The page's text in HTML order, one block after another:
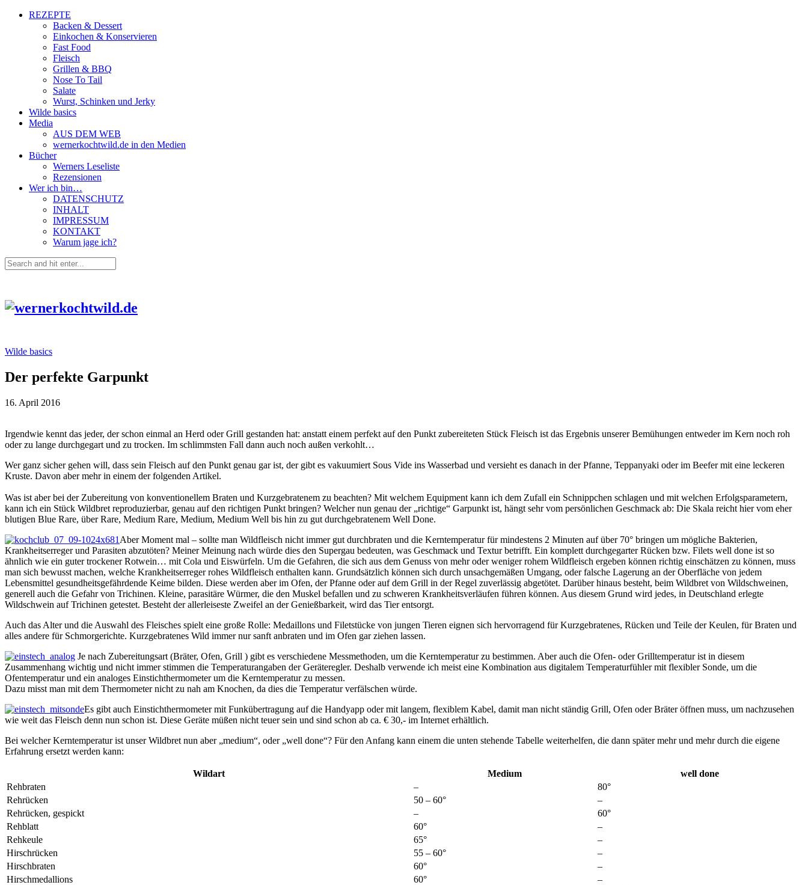
REZEPTE
Backen & Dessert
Einkochen & Konservieren
Fast Food
Fleisch
Grillen & BBQ
Nose To Tail
Salate
Wurst, Schinken und Jerky
Wilde basics
Media
AUS DEM WEB
wernerkochtwild.de in den Medien
Bücher
Werners Leseliste
Rezensionen
Wer ich bin…
DATENSCHUTZ
INHALT
IMPRESSUM
KONTAKT
Warum jage ich?
Wilde basics
Der perfekte Garpunkt
16. April 2016
Irgendwie kennt das jeder, der schon einmal an Herd oder Grill gestanden hat: anstatt einem perfekt auf den Punkt zubereiteten Stück Fleisch ist das Ergebnis unserer Bemühungen entweder im Kern noch roh
oder zu lange durchgegart und zu trocken. Im schlimmsten Fall dann auch noch außen verkohlt…
Wer ganz sicher gehen will, dass sein Fleisch auf den Punkt genau gar ist, der gibt es vakuumiert Sous Vide ins Wasserbad und versieht es danach in der Pfanne, Teppanyaki oder im Beefer mit eine leckeren
Kruste. Davon aber mehr in einem der folgenden Artikel.
Was ist aber bei der Zubereitung von konventionellem Braten und Kurzgebratenem zu beachten? Mit welchem Equipment kann ich dem Zufall ein Schnippchen schlagen und mit welchen Erfolgsparametern,
kann ich ein Stück Wildbret reproduzierbar, genau auf den richtigen Punkt bringen? Welcher nun genau der „richtige“ Garpunkt ist, hängt sehr vom persönlichen Geschmack ab: Die Skala reicht hier vom eher
blutigen Blue Rare, über Rare, Medium Rare, Medium, Medium Well bis hin zu gut durchgebratenem Well Done.
Aber Moment mal – sollte man Wildfleisch nicht immer gut durchbraten und die Kerntemperatur für mindestens 2 Minuten auf über 70° bringen um mögliche Bakterien,
Krankheitserreger und Parasiten abzutöten? Meiner Meinung nach würde dies den Supergau bedeuten, was Geschmack und Textur betrifft. Ein komplett durchgegarter Rücken bzw. Filets well done ist so
ähnlich wie ein guter trockener Rotwein… mit Cola und Eiswürfeln. Um die Gefahren, die sich aus dem Genuss von mehr oder weniger rohem Wildfleisch ergeben können richtig einschätzen zu können, muss
man sich bewusst machen, welche Krankheitserreger rohes Wildfleisch enthalten kann. Grundsätzlich können sich durch unsachgemäßen Umgang, oder falsche Lagerung an der Oberfläche von jedem
Lebensmittel gesundheitsgefährdende Keime bilden. Diese werden aber im Ofen, der Pfanne oder auf dem Grill in der Regel zuverlässig abgetötet. Darüber hinaus besteht, beim Wildbret von Wildschweinen,
generell auch die Gefahr von Trichinen. Kleine, parasitäre Würmer, die den Muskel befallen und zu schweren Krankheitsverläufen führen können. Aus diesem Grund wird jedes, in Deutschland erlegte
Wildschwein auf Trichinen getestet. Besteht der allerleiseste Zweifel an der Genießbarkeit, wird das Tier entsorgt.
Auch das Alter und die Auswahl des Fleisches spielt eine große Rolle: Medaillons und Filetstücke von jungen Tieren eignen sich hervorragend für Kurzgebratenes, Rücken und Teile der Keulen, für Braten und
alles andere für Schmorgerichte. Kurzgebratenes Wild immer nur sanft anbraten und im Ofen gar ziehen lassen.
Je nach Zubereitungsart (Bräter, Ofen, Grill ) gibt es verschiedene Messmethoden, um die Kerntemperatur zu bestimmen. Aber auch die Ofen- oder Grilltemperatur ist in diesem
Zusammenhang wichtig und nicht immer stimmen die Temperaturangaben der Geräteregler. Deshalb verwende ich meist eine Kombination aus digitalem Temperaturfühler mit flexibler Sonde, um die
Ofentemperatur und ein analoges Einstichthermometer um die Kerntemperatur zu messen.
Dazu misst man mit dem Thermometer nicht zu nah am Knochen, da dies die Temperatur verfälschen würde.
Es gibt auch Einstichthermometer mit Funkübertragung auf die Handyapp oder mit langem, flexiblem Kabel, damit man nicht ständig Grill, Ofen oder Bräter öffnen muss, um nachzusehen
wie weit das Fleisch denn nun schon ist. Diese Geräte müßen nicht teuer sein und sind schon ab ca. € 30,- im Internet erhältlich.
Bei welcher Kerntemperatur ist unser Wildbret nun aber „medium“, oder „well done“? Für den Anfang kann einem die unten stehende Tabelle weiterhelfen, die dann später mehr und mehr durch die eigene
Erfahrung ersetzt werden kann:
Wildart Medium
well done
Rehbraten
–
80°
Rehrücken
50 – 60°
–
Rehrücken, gespickt
–
60°
Rehblatt
60°
–
Rehkeule
65°
–
Hirschrücken
55 – 60°
–
Hirschbraten
60°
–
Hirschmedallions
60°
–